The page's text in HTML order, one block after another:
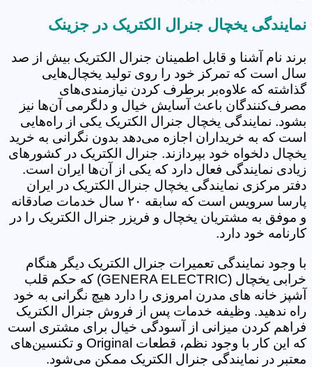
نمایندگی یخچال جنرال الکتریک در جزینک
برند نام آشنا و قابل اطمینان جنرال الکتریک بیش از صد
سال است که تمرکز خود را روی تولید یخچال‌هایی
گذاشته که علاوه‌بر برطرف کردن نیازمندی‌های
مصرف‌کنندگان باعث آسایش خیال و دلگرمی آن‌ها نیز
بشود. نمایندگی یخچال جنرال الکتریک یکی از راه‌هایی
است که به خریداران اجازه می‌دهد بدون نگرانی به خرید
یخچال دلخواه خود بپردازند. جنرال الکتریک در کشورهای
زیادی نمایندگی فعال دارد که یکی از آن‌ها ایران است.
دفتر مرکزی نمایندگی یخچال جنرال الکتریک در ایران
پارسا سرویس است که سابقه ۲۰ سال خدمات صادقانه
و موفق به مشتریان یخچال و فریزر جنرال الکتریک را در
کارنامه خود دارد.
با وجود نمایندگی تعمیرات جنرال الکتریک دیگر هنگام
خرابی یخچال (GENERA ELECTRIC) که حکم قلب
آشپز خانه های مدرن امروزی را دارد هیچ نگرانی به خود
راه ندهید. وظیفه خدمات پس از فروش جنرال الکتریک
فراهم کردن میزانی از آسودگی خیال برای مشتری است
که این کار با وجود نظم، قطعات Original و تکنسین‌های
معتبر در نمایندگی جنرال الکتریک ممکن می‌شود.